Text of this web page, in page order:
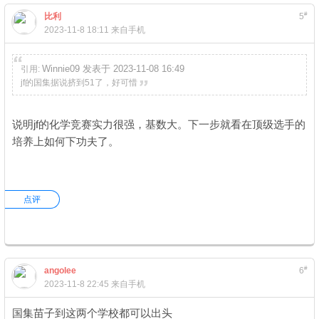
5#
比利
2023-11-8 18:11 来自手机
引用: Winnie09 发表于 2023-11-08 16:49
jf的国集据说挤到51了，好可惜
说明jf的化学竞赛实力很强，基数大。下一步就看在顶级选手的
培养上如何下功夫了。
点评
6#
angolee
2023-11-8 22:45 来自手机
国集苗子到这两个学校都可以出头